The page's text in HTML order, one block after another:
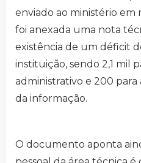
enviado ao ministério em
foi anexada uma nota
existência de um déficit
instituição, sendo 2,1 mil
administrativo e 200
da informação.
O documento aponta